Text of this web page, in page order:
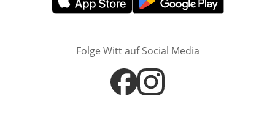
Öffnet in neuem FensterÖffnet in neuem Fenster
Folge Witt auf Social Media
Öffnet in neuem Fenster
Öffnet in neuem Fenster